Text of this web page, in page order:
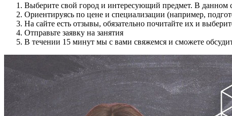
Выберите свой город и интересующий предмет. В данном
Ориентируясь по цене и специализации (например,
На сайте есть отзывы, обязательно почитайте их и
Отправьте заявку на занятия
В течении 15 минут мы с вами свяжемся и сможете